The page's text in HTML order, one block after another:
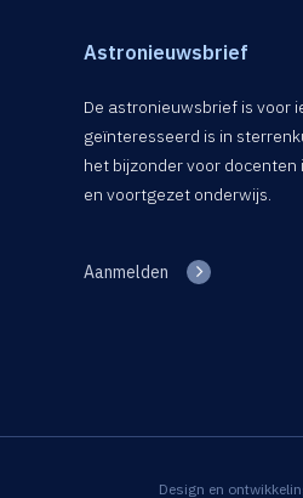
Astronieuwsbrief
De astronieuwsbrief is voor
geïnteresseerd is in
het bijzonder voor docenten
en voortgezet onderwijs.
Aanmelden
Design en